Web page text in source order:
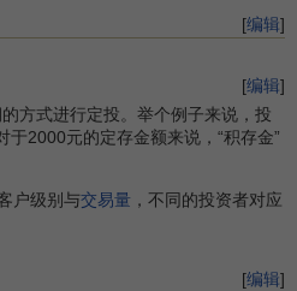
[编辑]
[编辑]
方式进行定投。举个例子来说，投
于2000元的定存金额来说，“积存金”
户级别与交易量 ，不同的投资者对应
[编辑]